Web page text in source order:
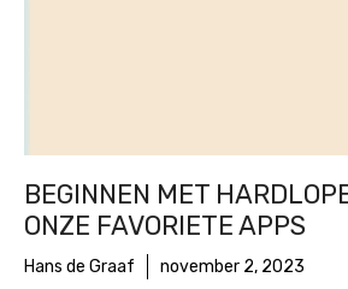
BEGINNEN MET
ONZE FAVORIETE APPS
Hans de Graaf november 2, 2023